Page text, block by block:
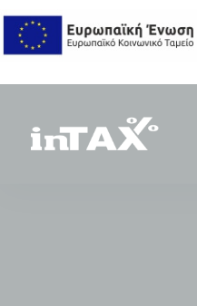
content